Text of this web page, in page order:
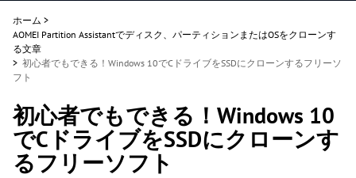
ホーム >
AOMEI Partition Assistantでディスク、パーティションまたはOSをクローンす
る文章
> 初心者でもできる！Windows 10でCドライブをSSDにクローンするフリーソ
フト
初心者でもできる！Windows 10
でCドライブをSSDにクローンす
るフリーソフト